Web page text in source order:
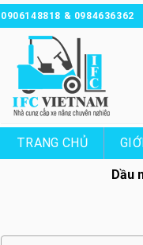
0906148818 & 0984636362
TRANG CHỦ
Dầu